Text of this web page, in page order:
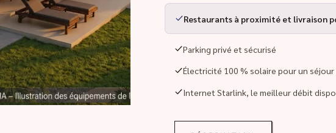
Restaurants à proximité et livraison
Parking privé et sécurisé
Électricité 100 % solaire pour un
Internet Starlink, le meilleur débit